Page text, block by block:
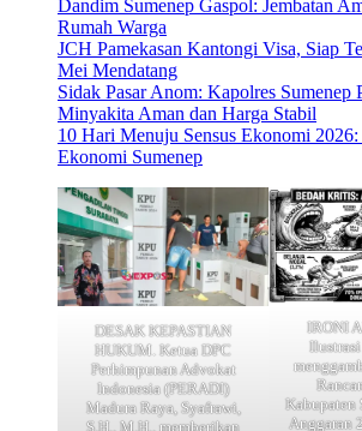
Dandim Sumenep Gaspol: Jembatan
Rumah Warga
JCH Pamekasan Kantongi Visa, Siap
Mei Mendatang
Sidak Pasar Anom: Kapolres Sumenep
Minyakita Aman dan Harga Stabil
10 Hari Menuju Sensus Ekonomi
Ekonomi Sumenep
DESAK KEPASTIAN
HUKUM. Ketua DPC
Perhimpunan Advokat
Indonesia (PERADI)
Madura Raya, Syafrawi,
S.H., M.H., memberikan
IRONI
Kabupaten
Anggaran